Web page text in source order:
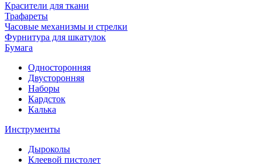
Красители для ткани
Трафареты
Часовые механизмы и стрелки
Фурнитура для шкатулок
Бумага
Односторонняя
Двусторонняя
Наборы
Кардсток
Калька
Инструменты
Дыроколы
Клеевой пистолет